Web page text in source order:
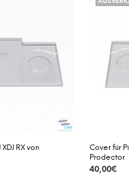
RX von
Cover für
Prodector
40,00€